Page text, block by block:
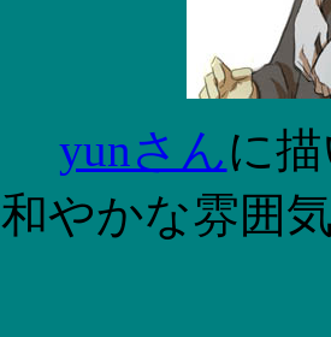
yunさんに
和やかな雰囲